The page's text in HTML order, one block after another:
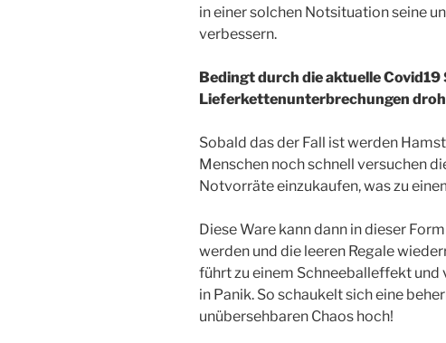
in einer solchen Notsituation seine
verbessern.
Bedingt durch die aktuelle
Lieferkettenunterbrechungen
Sobald das der Fall ist werden
Menschen noch schnell versuchen
Notvorräte einzukaufen, was zu
Diese Ware kann dann in dieser
werden und die leeren Regale
führt zu einem Schneeballeffekt
in Panik. So schaukelt sich eine
unübersehbaren Chaos hoch!